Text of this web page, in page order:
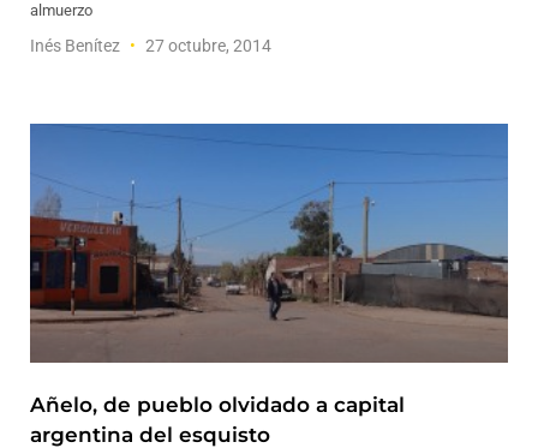
almuerzo
Inés Benítez 27 octubre, 2014
Añelo, de pueblo olvidado a capital
argentina del esquisto